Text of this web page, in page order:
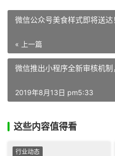
微信公众号美食样式即将送
« 上一篇
微信推出小程序全新审核机制
2019年8月13日 pm5:33
这些内容值得看
行业动态